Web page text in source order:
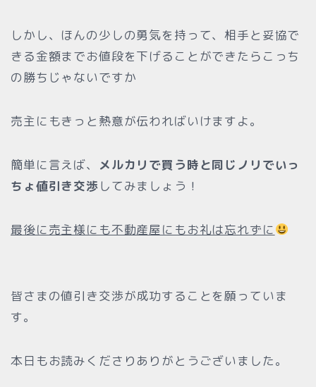
しかし、ほんの少しの勇気を持って、相手と妥協で
きる金額までお値段を下げることができたらこっち
の勝ちじゃないですか
売主にもきっと熱意が伝わればいけますよ。
簡単に言えば、 メルカリで買う時と同じノリでいっ
ちょ値引き交渉してみましょう！
最後に売主様にも不動産屋にもお礼は忘れずに
皆さまの値引き交渉が成功することを願っていま
す。
本日もお読みくださりありがとうございました。